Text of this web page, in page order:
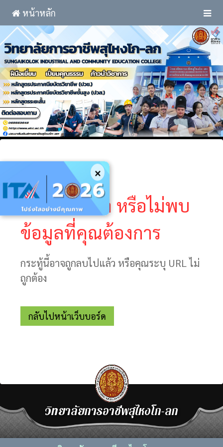
หน้าหลัก
ไม่พบเนื้อหา หรือไม่พบ
ข้อมูลที่คุณต้องการ
กระทู้นี้อาจถูกลบไปแล้ว หรือคุณระบุ URL ไม่
ถูกต้อง
กลับไปหน้าเว็บบอร์ด
วิทยาลัยการอาชีพสุไหงโก-ลก
×